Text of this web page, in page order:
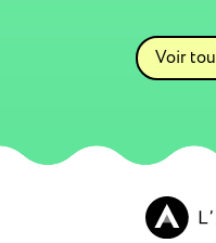
Voir